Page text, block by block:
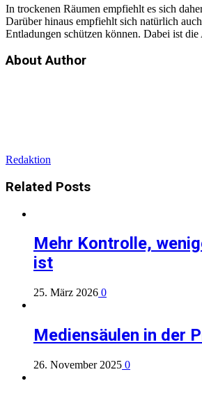
In trockenen Räumen empfiehlt es sich
Darüber hinaus empfiehlt sich natürlich
Entladungen schützen können. Dabei ist
About Author
Redaktion
Related Posts
Mehr Kontrolle,
ist
25. März 2026 0
Mediensäulen in der
26. November 2025 0